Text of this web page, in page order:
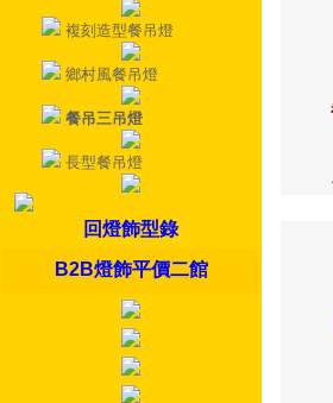
複刻造型餐吊燈
鄉村風餐吊燈
餐吊三吊燈
長型餐吊燈
回燈飾型錄
B2B燈飾平價二館